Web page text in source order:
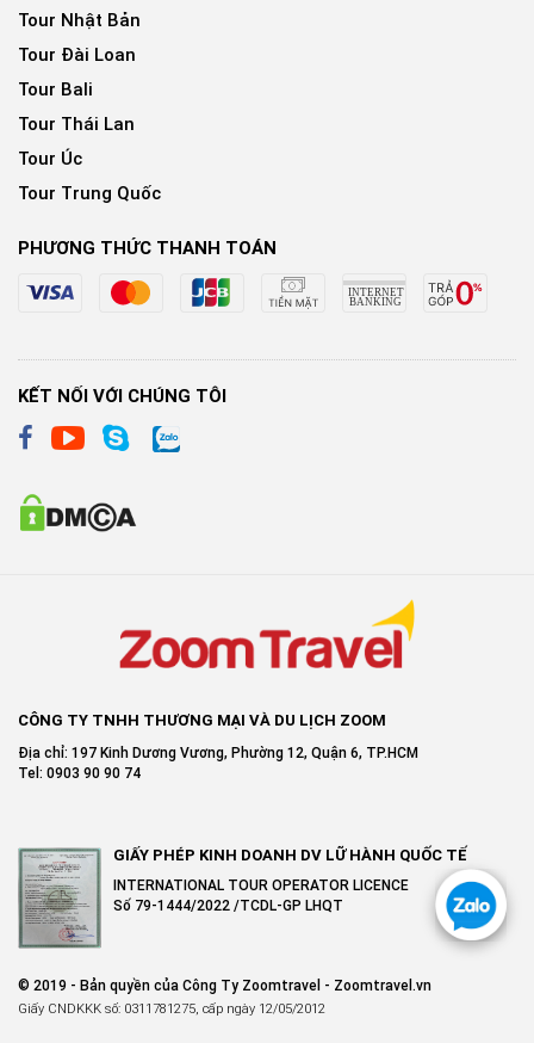
Tour Nhật Bản
Tour Đài Loan
Tour Bali
Tour Thái Lan
Tour Úc
Tour Trung Quốc
PHƯƠNG THỨC THANH TOÁN
KẾT NỐI VỚI CHÚNG TÔI
CÔNG TY TNHH THƯƠNG MẠI VÀ DU LỊCH ZOOM
Địa chỉ: 197 Kinh Dương Vương, Phường 12, Quận 6, TP.HCM
Tel: 0903 90 90 74
GIẤY PHÉP KINH DOANH DV LỮ HÀNH QUỐC TẾ
INTERNATIONAL TOUR OPERATOR LICENCE
Số 79-1444/2022 /TCDL-GP LHQT
© 2019 - Bản quyền của Công Ty Zoomtravel - Zoomtravel.vn
Giấy CNDKKK số: 0311781275, cấp ngày 12/05/2012